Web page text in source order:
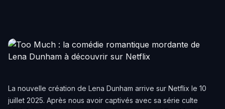
La nouvelle création de Lena Dunham arrive sur Netflix le 10
juillet 2025. Après nous avoir captivés avec sa série culte